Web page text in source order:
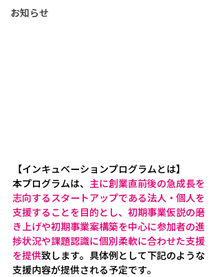
お知らせ
【インキュベーションプログラムとは】
本プログラムは、 主に創業直前後の急成長を
志向するスタートアップである法人・個人を
支援することを目的とし、初期事業仮説の磨
き上げや初期事業案構築を中心に参加者の進
捗状況や課題認識に個別柔軟に合わせた支援
を提供致します。具体例として下記のような
支援内容が提供される予定です。